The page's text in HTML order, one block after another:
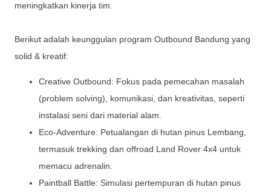
meningkatkan kinerja tim.
Berikut adalah keunggulan program Outbound Bandung yang
solid & kreatif:
Creative Outbound: Fokus pada pemecahan masalah
(problem solving), komunikasi, dan kreativitas, seperti
instalasi seni dari material alam.
Eco-Adventure: Petualangan di hutan pinus Lembang,
termasuk trekking dan offroad Land Rover 4x4 untuk
memacu adrenalin.
Paintball Battle: Simulasi pertempuran di hutan pinus